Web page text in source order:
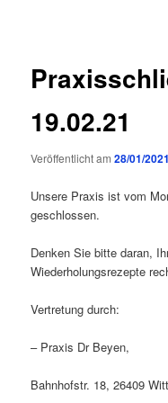
19.02.21
Veröffentlicht am28/01/2021
Unsere Praxis ist vom
geschlossen.
Denken Sie bitte daran,
Wiederholungsrezepte
Vertretung durch:
– Praxis Dr Beyen,
Bahnhofstr. 18, 26409